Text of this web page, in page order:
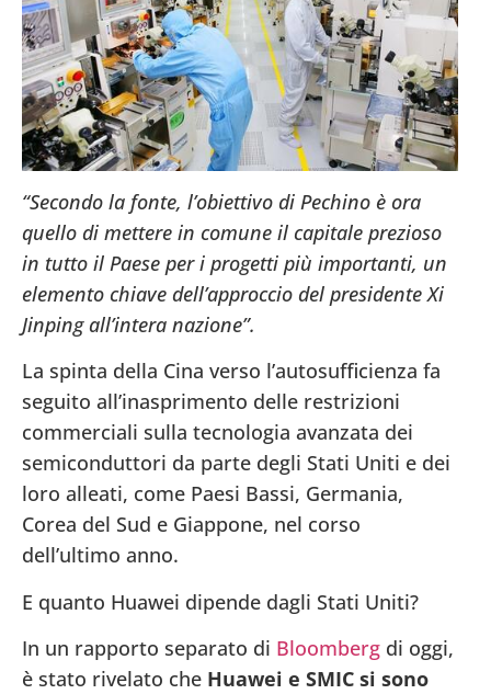
“Secondo la fonte, l’obiettivo di Pechino è ora
quello di mettere in comune il capitale prezioso
in tutto il Paese per i progetti più importanti, un
elemento chiave dell’approccio del presidente Xi
Jinping all’intera nazione”.
La spinta della Cina verso l’autosufficienza fa
seguito all’inasprimento delle restrizioni
commerciali sulla tecnologia avanzata dei
semiconduttori da parte degli Stati Uniti e dei
loro alleati, come Paesi Bassi, Germania,
Corea del Sud e Giappone, nel corso
dell’ultimo anno.
E quanto Huawei dipende dagli Stati Uniti?
In un rapporto separato di Bloomberg di oggi,
è stato rivelato che Huawei e SMIC si sono